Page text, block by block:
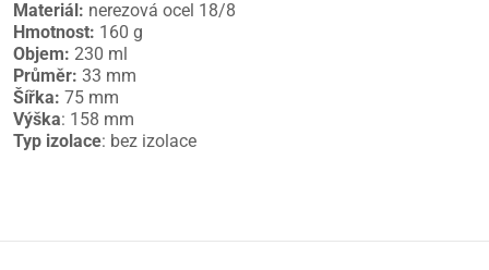
Materiál: nerezová ocel 18/8
Hmotnost: 160 g
Objem: 230 ml
Průměr: 33 mm
Šířka: 75 mm
Výška: 158 mm
Typ izolace: bez izolace